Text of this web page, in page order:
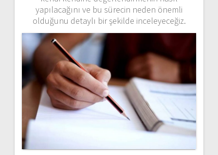
yapılacağını ve bu sürecin neden önemli
olduğunu detaylı bir şekilde inceleyeceğiz.